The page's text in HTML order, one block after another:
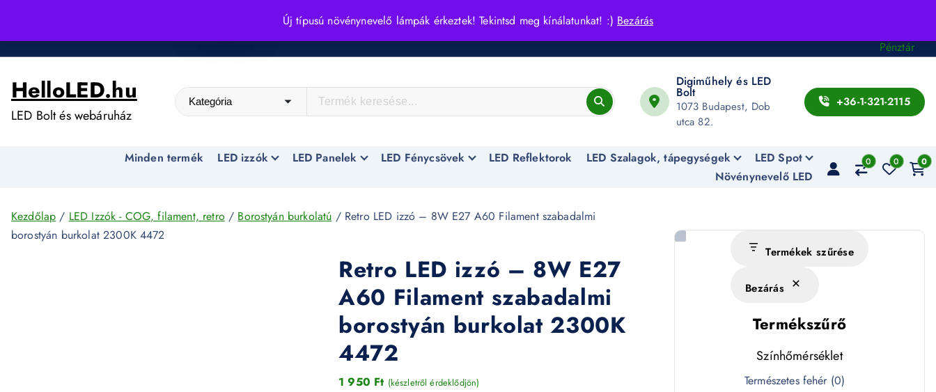
Új típusú növénynevelő lámpák érkeztek! Tekintsd meg kínálatunkat! :) Bezárás
i
Pénztár
HelloLED.hu
LED Bolt és webáruház
Digiműhely és LED
Bolt
1073 Budapest, Dob
utca 82.
+36-1-321-2115
Minden termék LED izzók LED Panelek LED Fénycsövek LED Reflektorok LED Szalagok, tápegységek
LED Spot
Növénynevelő LED
0 0 0
Kezdőlap / LED Izzók - COG, filament, retro/ Borostyán burkolatú / Retro LED izzó – 8W E27 A60 Filament szabadalmi
borostyán burkolat 2300K 4472
Retro LED izzó – 8W E27
A60 Filament szabadalmi
borostyán burkolat 2300K
4472
1 950 Ft (készletről érdeklődjön)
Termékek szűrése
Bezárás
Termékszűrő
Színhőmérséklet
Természetes fehér (0)